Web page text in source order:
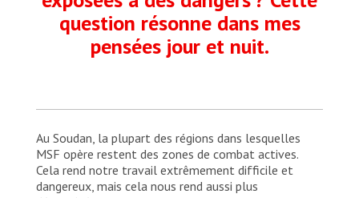
question résonne dans mes
pensées jour et nuit.
Au Soudan, la plupart des régions dans lesquelles
MSF opère restent des zones de combat actives.
Cela rend notre travail extrêmement difficile et
dangereux, mais cela nous rend aussi plus